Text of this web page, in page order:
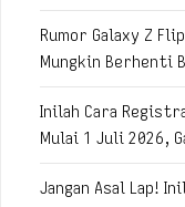
Rumor Galaxy Z
Mungkin Berhenti
Inilah Cara
Mulai 1 Juli 2026,
Jangan Asal Lap!